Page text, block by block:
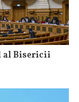
al Bisericii